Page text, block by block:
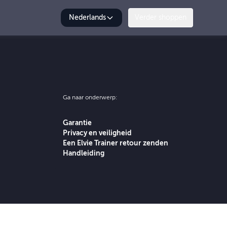
Nederlands
Ga naar onderwerp:
Garantie
Privacy en veiligheid
Een Elvie Trainer retour zenden
Handleiding